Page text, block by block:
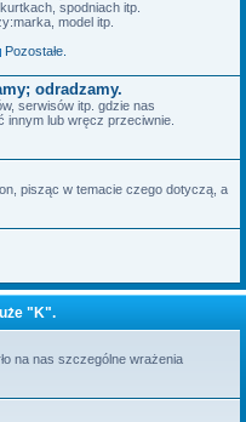
spodniach itp.
model itp.
Pozostałe.
odradzamy.
serwisów itp. gdzie nas
innym lub wręcz przeciwnie.
pisząc w temacie czego dotyczą, a
"K".
na nas szczególne wrażenia